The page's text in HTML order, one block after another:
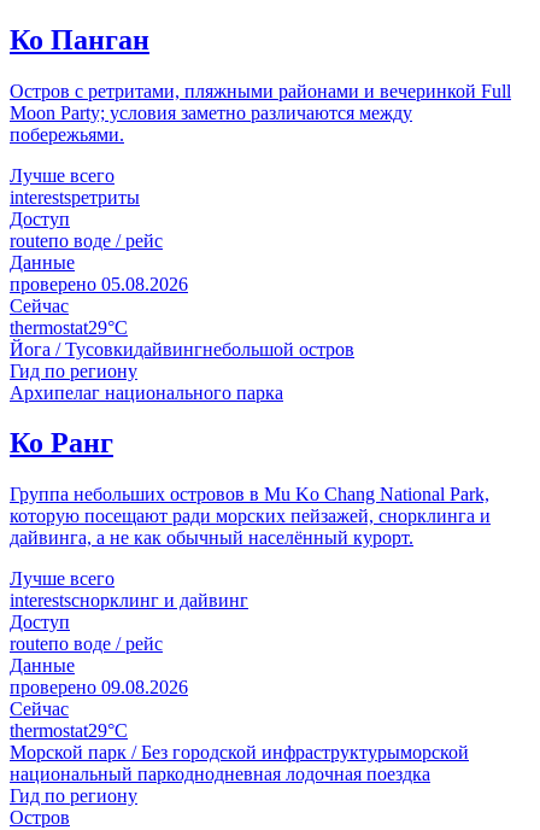
Ко Панган
Остров с ретритами, пляжными районами и вечеринкой Full
Moon Party; условия заметно различаются между
побережьями.
Лучше всего
interestsретриты
Доступ
routeпо воде / рейс
Данные
проверено 05.08.2026
Сейчас
thermostat29°C
Йога / Тусовкидайвингнебольшой остров
Гид по региону
Архипелаг национального парка
Ко Ранг
Группа небольших островов в Mu Ko Chang National Park,
которую посещают ради морских пейзажей, снорклинга и
дайвинга, а не как обычный населённый курорт.
Лучше всего
interestsснорклинг и дайвинг
Доступ
routeпо воде / рейс
Данные
проверено 09.08.2026
Сейчас
thermostat29°C
Морской парк / Без городской инфраструктурыморской
национальный паркоднодневная лодочная поездка
Гид по региону
Остров